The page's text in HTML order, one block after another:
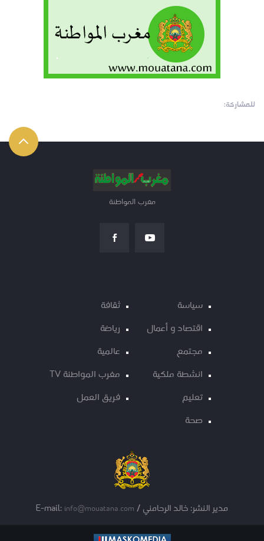
للمشاركة:
مغرب المواطنة
سياسة
اقتصاد و أعمال
مجتمع
انشطة ملكية
تعليم
صحة
ثقافة
رياضة
عالمية
مغرب المواطنة TV
فريق العمل
مدير النشر: خالد الرحامني / E-mail: info@mouatana.com